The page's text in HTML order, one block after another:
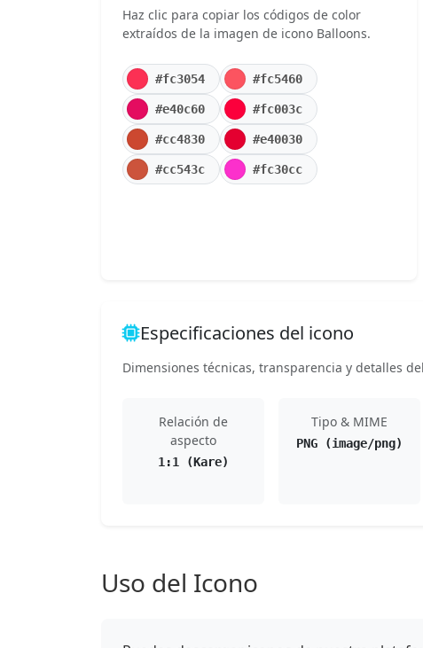
Haz clic para copiar los códigos de color
extraídos de la imagen de icono Balloons.
#fc3054 #fc5460
#e40c60 #fc003c
#cc4830 #e40030
#cc543c #fc30cc
Especificaciones del icono
Dimensiones técnicas, transparencia y detalles
Relación de
aspecto
1:1 (Kare)
Tipo & MIME
PNG (image/png)
Uso del Icono